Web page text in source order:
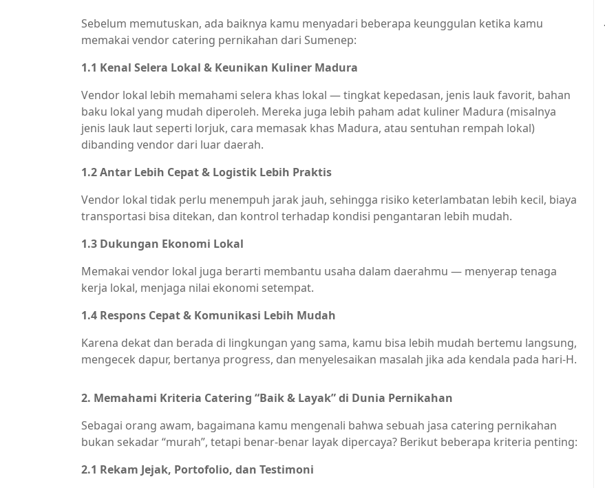
Sebelum memutuskan, ada baiknya kamu menyadari beberapa keunggulan ketika kamu
memakai vendor catering pernikahan dari Sumenep:
1.1 Kenal Selera Lokal & Keunikan Kuliner Madura
Vendor lokal lebih memahami selera khas lokal — tingkat kepedasan, jenis lauk favorit, bahan
baku lokal yang mudah diperoleh. Mereka juga lebih paham adat kuliner Madura (misalnya
jenis lauk laut seperti lorjuk, cara memasak khas Madura, atau sentuhan rempah lokal)
dibanding vendor dari luar daerah.
1.2 Antar Lebih Cepat & Logistik Lebih Praktis
Vendor lokal tidak perlu menempuh jarak jauh, sehingga risiko keterlambatan lebih kecil, biaya
transportasi bisa ditekan, dan kontrol terhadap kondisi pengantaran lebih mudah.
1.3 Dukungan Ekonomi Lokal
Memakai vendor lokal juga berarti membantu usaha dalam daerahmu — menyerap tenaga
kerja lokal, menjaga nilai ekonomi setempat.
1.4 Respons Cepat & Komunikasi Lebih Mudah
Karena dekat dan berada di lingkungan yang sama, kamu bisa lebih mudah bertemu langsung,
mengecek dapur, bertanya progress, dan menyelesaikan masalah jika ada kendala pada hari-H.
2. Memahami Kriteria Catering “Baik & Layak” di Dunia Pernikahan
Sebagai orang awam, bagaimana kamu mengenali bahwa sebuah jasa catering pernikahan
bukan sekadar “murah”, tetapi benar-benar layak dipercaya? Berikut beberapa kriteria penting:
2.1 Rekam Jejak, Portofolio, dan Testimoni